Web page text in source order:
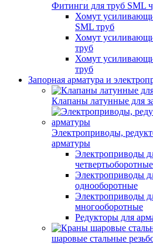
Фитинги для труб SML
Хомут
SML труб
Хомут
труб
Хомут
труб
Запорная арматура и
Клапаны латунные для
Электроприводы,
арматуры
Электроприводы
четвертьоборотные
Электроприводы
однооборотные
Электроприводы
многооборотные
Редукторы для
шаровые стальные